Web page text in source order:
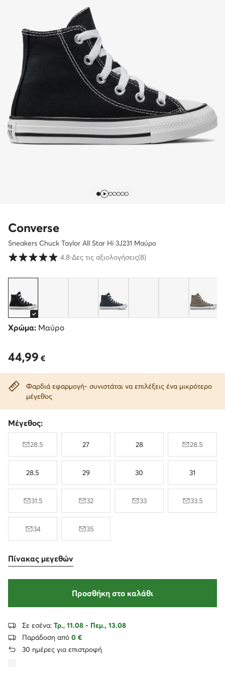
Converse
Sneakers Chuck Taylor All Star Hi 3J231 Μαύρο
Βαθμολογία πελατών σε κλίμακα 1 έως 5
4.8⋅Δες τις αξιολογήσεις(8)
Χρώμα: Μαύρο
44,99 €
44,99 €
Φαρδιά εφαρμογή- συνιστάται να επιλέξεις ένα μικρότερο
μέγεθος
Μέγεθος:
28.5 27 28 28.5
28.5 29 30 31
31.5 32 33 33.5
34 35
Πίνακας μεγεθών
Προσθήκη στο καλάθι
Σε εσένα: Τρ., 11.08 - Πεμ., 13.08
Παράδοση από 0 €
30 ημέρες για επιστροφή